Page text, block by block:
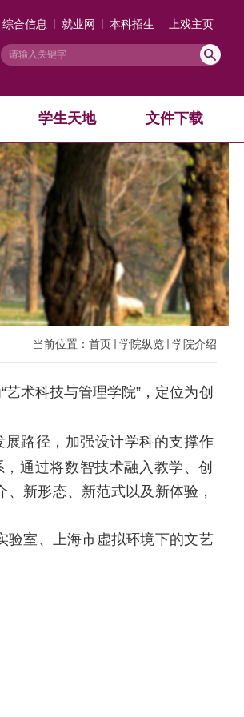
综合信息 就业网 本科招生 上戏主页
学生天地 文件下载
当前位置： 首页 学院纵览 学院介绍
术科技与管理学院”，定位为创
展路径，加强设计学科的支撑作
通过将数智技术融入教学、创
新形态、新范式以及新体验，
验室、上海市虚拟环境下的文艺